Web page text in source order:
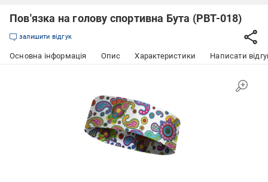
Пов'язка на голову спортивна Бута (PBT-018)
залишити відгук
Основна інформація Опис Характеристики Написати